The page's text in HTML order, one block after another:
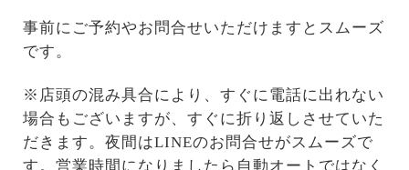
事前にご予約やお問合せいただけますとスムーズ
です。
※店頭の混み具合により、すぐに電話に出れない
場合もございますが、すぐに折り返しさせていた
だきます。夜間はLINEのお問合せがスムーズで
す。営業時間になりましたら自動オートではなく